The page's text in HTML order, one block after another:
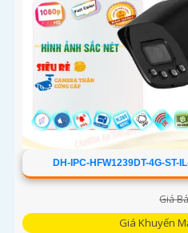
DH-IPC-HFW1239DT-4G-ST-
Giá
Giá Khuyến